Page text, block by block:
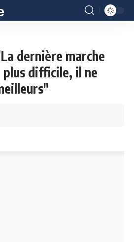
dernière marche
difficile, il ne